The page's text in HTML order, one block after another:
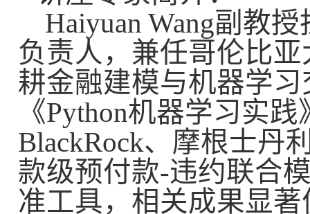
Haiyuan Wang副教授
负责人，兼任哥伦比
耕金融建模与机器学
《Python机器学习实践
BlackRock、摩根士丹
款级预付款-违约联合
准工具，相关成果显著